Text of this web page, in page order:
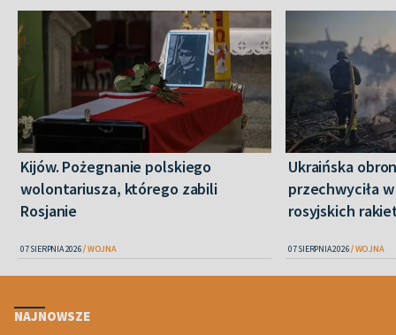
Kijów. Pożegnanie polskiego
wolontariusza, którego zabili
Rosjanie
07 SIERPNIA 2026 WOJNA
Ukraińska
przechwyciła
rosyjskich
07 SIERPNIA 2026 WOJNA
NAJNOWSZE